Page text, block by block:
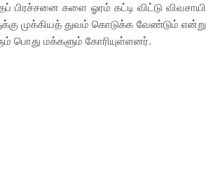
களை ஓரம் கட்டி விட்டு விவசாயி
முக்கியத் துவம் கொடுக்க வேண்டும் என்று
பொது மக்களும் கோரியுள்ளனர்.